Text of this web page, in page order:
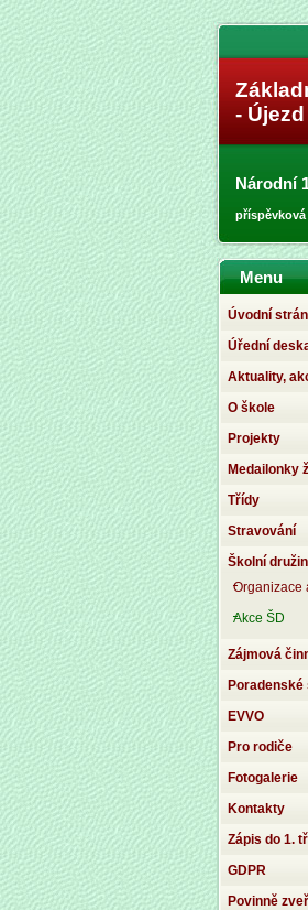
- Újezd
Národní
Menu
Úvodní
Úřední
Aktuality,
O škole
Projekty
Medailonky
Třídy
Stravování
Školní
Organizace
Akce ŠD
Zájmová
Poradenské
EVVO
Pro rodiče
Fotogalerie
Kontakty
Zápis do 1.
GDPR
Povinně